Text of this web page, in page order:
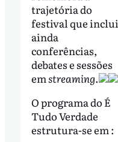
trajetória do
festival que inclui
ainda
conferências,
debates e sessões
emstreaming.
O programa do É
Tudo Verdade
estrutura-se em :